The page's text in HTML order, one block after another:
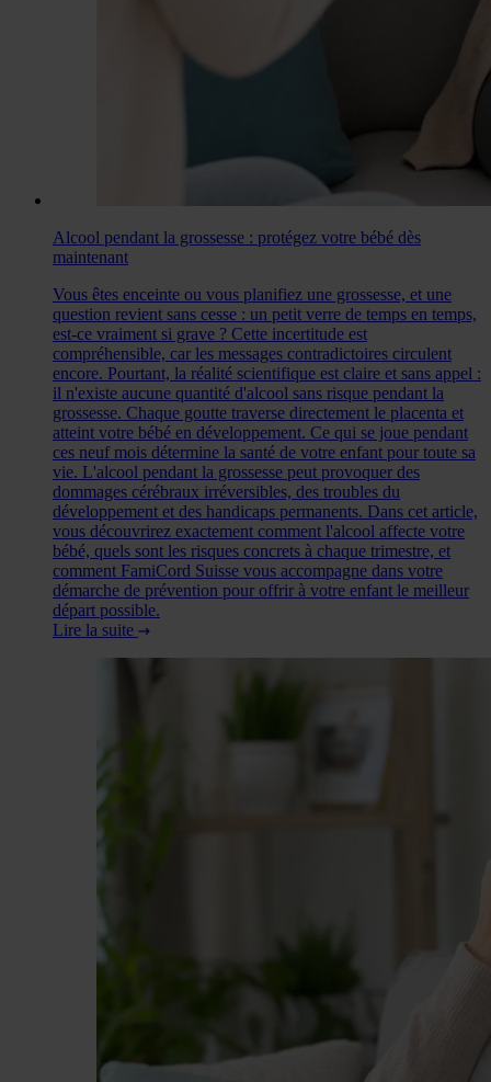
Alcool pendant la grossesse : protégez votre bébé dès
maintenant
Vous êtes enceinte ou vous planifiez une grossesse, et une
question revient sans cesse : un petit verre de temps en temps,
est-ce vraiment si grave ? Cette incertitude est
compréhensible, car les messages contradictoires circulent
encore. Pourtant, la réalité scientifique est claire et sans appel :
il n'existe aucune quantité d'alcool sans risque pendant la
grossesse. Chaque goutte traverse directement le placenta et
atteint votre bébé en développement. Ce qui se joue pendant
ces neuf mois détermine la santé de votre enfant pour toute sa
vie. L'alcool pendant la grossesse peut provoquer des
dommages cérébraux irréversibles, des troubles du
développement et des handicaps permanents. Dans cet article,
vous découvrirez exactement comment l'alcool affecte votre
bébé, quels sont les risques concrets à chaque trimestre, et
comment FamiCord Suisse vous accompagne dans votre
démarche de prévention pour offrir à votre enfant le meilleur
départ possible.
Lire la suite